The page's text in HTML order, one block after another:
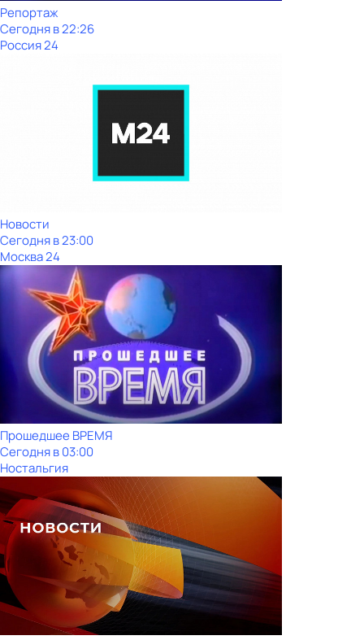
Репортаж
Сегодня в 22:26
Россия 24
Новости
Сегодня в 23:00
Москва 24
Прошедшее ВРЕМЯ
Сегодня в 03:00
Ностальгия